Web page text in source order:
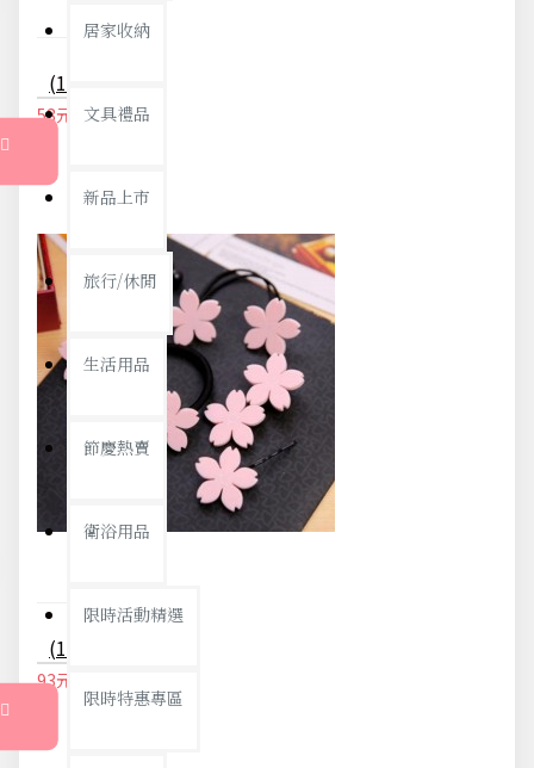
居家收納
文具禮品
新品上市
旅行/休閒
生活用品
節慶熱賣
衛浴用品
限時活動精選
限時特惠專區
58元 61元
93元